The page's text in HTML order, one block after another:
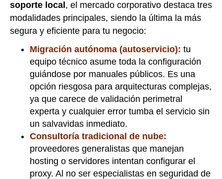
soporte local, el mercado corporativo destaca tres
modalidades principales, siendo la última la más
segura y eficiente para tu negocio:
Migración autónoma (autoservicio): tu
equipo técnico asume toda la configuración
guiándose por manuales públicos. Es una
opción riesgosa para arquitecturas complejas,
ya que carece de validación perimetral
experta y cualquier error tumba el servicio sin
un salvavidas inmediato.
Consultoría tradicional de nube:
proveedores generalistas que manejan
hosting o servidores intentan configurar el
proxy. Al no ser especialistas en seguridad de